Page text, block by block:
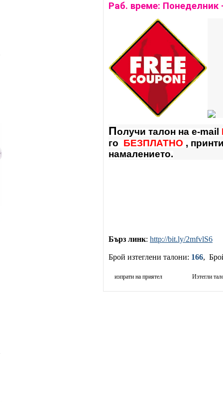
Раб. време: Понеделник
Получи талон на e-mail
го БЕЗПЛАТНО ,
намалението.
Бърз линк: http://bit.ly/2mfvlS6
Брой изтеглени талони: 166,
изпрати на приятел Изтегли